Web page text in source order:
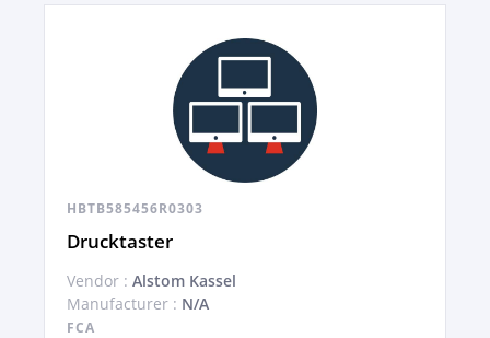
HBTB585456R0303
Drucktaster
Vendor : Alstom Kassel
Manufacturer : N/A
FCA